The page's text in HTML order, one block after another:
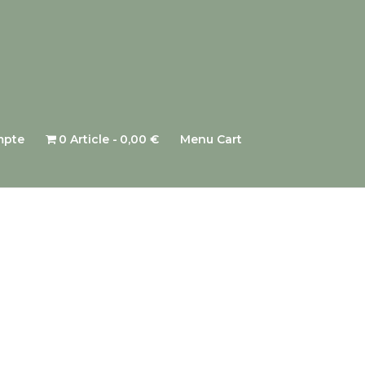
0 Article 0,00 € Menu Cart